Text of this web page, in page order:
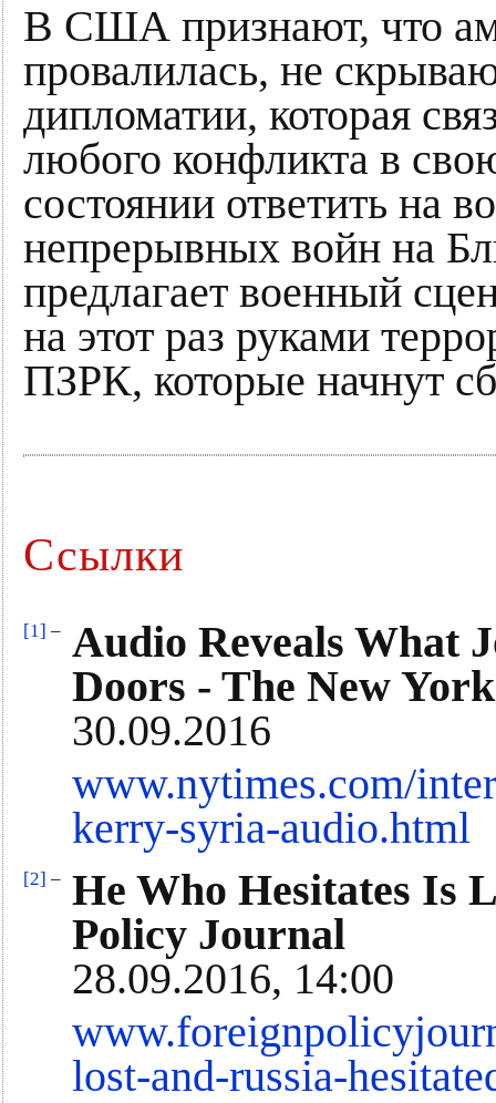
В США признают, что
провалилась, не
дипломатии, которая
любого конфликта в
состоянии ответить на
непрерывных войн на
предлагает военный
на этот раз руками
ПЗРК, которые начнут
Ссылки
[1] – Audio Reveals What
Doors - The New
30.09.2016
www.nytimes.com/
kerry-syria-audio.html
[2] – He Who Hesitates Is
Policy Journal
28.09.2016, 14:00
lost-and-russia-